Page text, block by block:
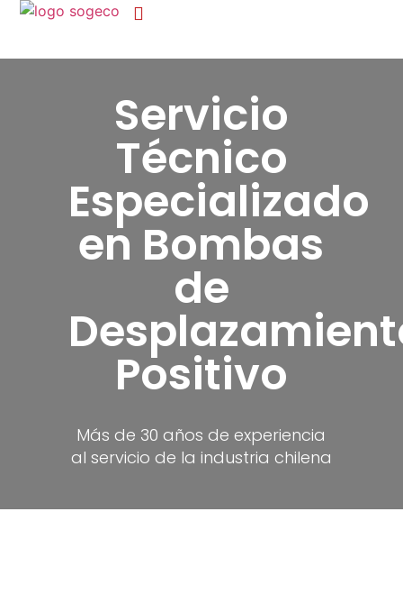
Servicio
Técnico
Especializado
en Bombas
de
Positivo
Más de 30 años de experiencia
al servicio de la industria chilena